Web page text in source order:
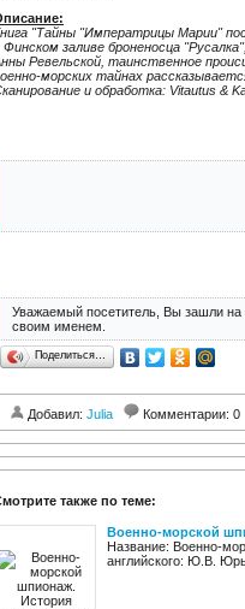
"Тайны "Императрицы Марии"
Финском заливе броненосца
Ревельской, таинственное
морских тайнах
и обработка: Vitautus &
Уважаемый посетитель, Вы зашли на
своим именем.
Поделиться…
Добавил: Julia Комментарии: 0
также по теме:
Военно-морской
Название: Военно-
английского: Ю.В.